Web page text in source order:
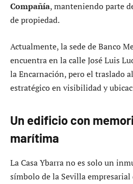
Compañía, manteniendo parte
de propiedad.
Actualmente, la sede de Banco
encuentra en la calle José Luis
la Encarnación, pero el traslado
estratégico en visibilidad y
Un edificio con
marítima
La Casa Ybarra no es solo un
símbolo de la Sevilla empresarial